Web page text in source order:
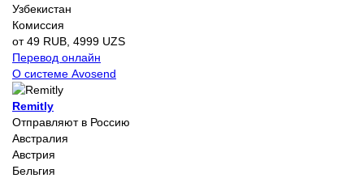
Узбекистан
Комиссия
от 49 RUB, 4999 UZS
Перевод онлайн
О системе Avosend
Remitly
Отправляют в Россию
Австралия
Австрия
Бельгия